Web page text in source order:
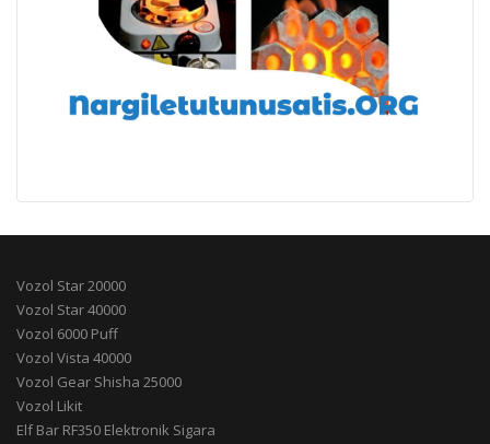
Vozol Star 20000
Vozol Star 40000
Vozol 6000 Puff
Vozol Vista 40000
Vozol Gear Shisha 25000
Vozol Likit
Elf Bar RF350 Elektronik Sigara